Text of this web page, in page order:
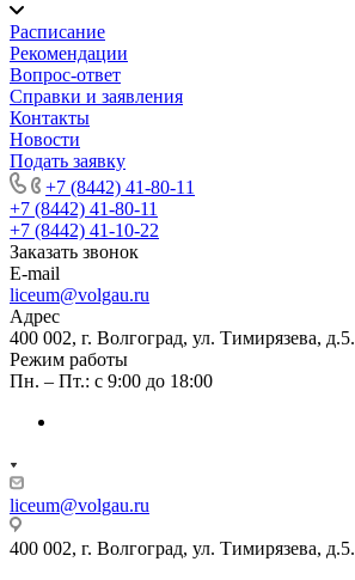
Расписание
Рекомендации
Вопрос-ответ
Справки и заявления
Контакты
Новости
Подать заявку
+7 (8442) 41-80-11
+7 (8442) 41-80-11
+7 (8442) 41-10-22
Заказать звонок
E-mail
liceum@volgau.ru
Адрес
400 002, г. Волгоград, ул. Тимирязева, д.5.
Режим работы
Пн. – Пт.: с 9:00 до 18:00
liceum@volgau.ru
400 002, г. Волгоград, ул. Тимирязева, д.5.